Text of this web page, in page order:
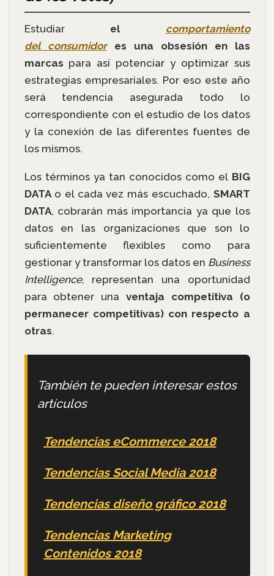
Estudiar el comportamiento
del consumidores una obsesión en las
marcas para así potenciar y optimizar sus
estrategias empresariales. Por eso este año
será tendencia asegurada todo lo
correspondiente con el estudio de los datos
y la conexión de las diferentes fuentes de
los mismos.
Los términos ya tan conocidos como el BIG
DATAo el cada vez más escuchado, SMART
DATA, cobrarán más importancia ya que los
datos en las organizaciones que son lo
suficientemente flexibles como para
gestionar y transformar los datos en Business
Intelligence, representan una oportunidad
para obtener una ventaja competitiva (o
permanecer competitivas) con respecto a
otras.
También te pueden interesar estos
artículos
Tendencias eCommerce 2018
Tendencias Social Media 2018
Tendencias diseño gráfico 2018
Tendencias Marketing
Contenidos 2018